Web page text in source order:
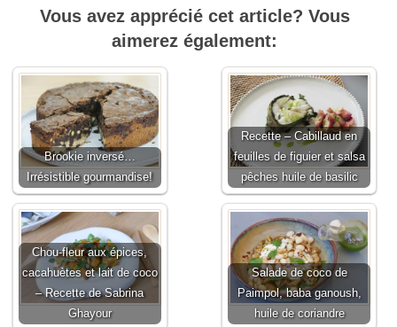
Vous avez apprécié cet article? Vous
aimerez également:
Brookie inversé…
Irrésistible gourmandise!
Recette – Cabillaud en
feuilles de figuier et salsa
pêches huile de basilic
Chou-fleur aux épices,
cacahuètes et lait de coco
– Recette de Sabrina
Ghayour
Salade de coco de
Paimpol, baba ganoush,
huile de coriandre